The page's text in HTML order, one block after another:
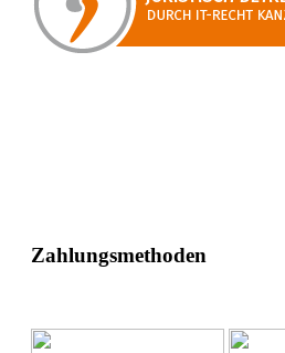
Zahlungsmethoden